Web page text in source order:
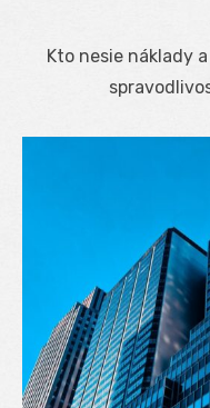
Kto nesie náklady